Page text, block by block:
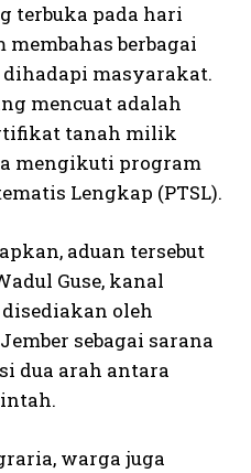
terbuka pada hari
membahas berbagai
masyarakat.
mencuat adalah
tanah milik
mengikuti program
Lengkap (PTSL).
aduan tersebut
Guse, kanal
oleh
sebagai sarana
dua arah antara
warga juga